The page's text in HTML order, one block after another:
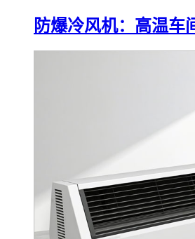
防爆冷风机：高温车